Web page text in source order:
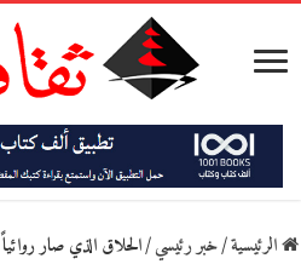
الرئيسية/خبر رئيسي/الحلاق الذي صار روائياً